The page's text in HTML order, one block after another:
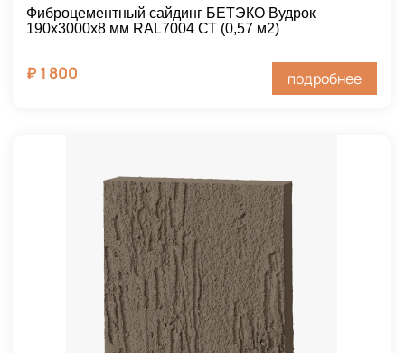
Фиброцементный сайдинг БЕТЭКО Вудрок
190х3000х8 мм RAL7004 СТ (0,57 м2)
₽ 1 800 подробнее